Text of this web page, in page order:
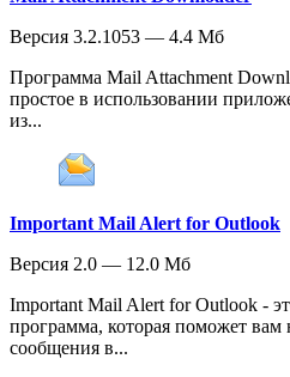
Версия 3.2.1053 — 4.4 Мб
Программа Mail Attachment
простое в использовании
из...
Important Mail Alert for Outlook
Версия 2.0 — 12.0 Мб
Important Mail Alert for Outlook -
программа, которая поможет вам
сообщения в...